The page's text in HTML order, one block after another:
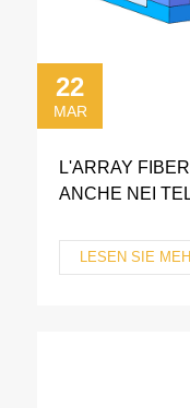
22
MAR
L'ARRAY
ANCHE NEI
LESEN SIE